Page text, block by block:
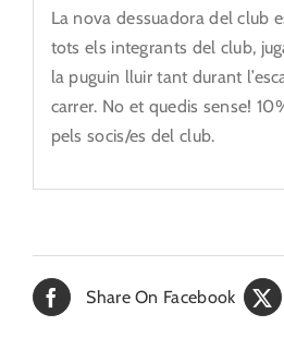
La nova dessuadora del club
tots els integrants del club,
la puguin lluir tant durant
carrer. No et quedis sense!
pels socis/es del club.
Share On Facebook